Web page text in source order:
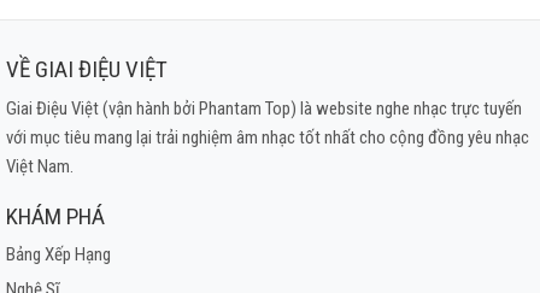
VỀ GIAI ĐIỆU VIỆT
Giai Điệu Việt (vận hành bởi Phantam Top) là website nghe nhạc trực tuyến
với mục tiêu mang lại trải nghiệm âm nhạc tốt nhất cho cộng đồng yêu nhạc
Việt Nam.
KHÁM PHÁ
Bảng Xếp Hạng